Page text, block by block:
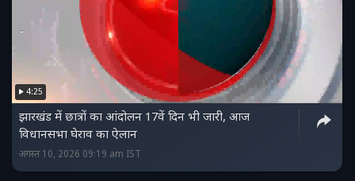
4:25
झारखंड में छात्रों का आंदोलन 17वें दिन भी जारी, आज
विधानसभा घेराव का ऐलान
अगस्त 10, 2026 09:19 am IST